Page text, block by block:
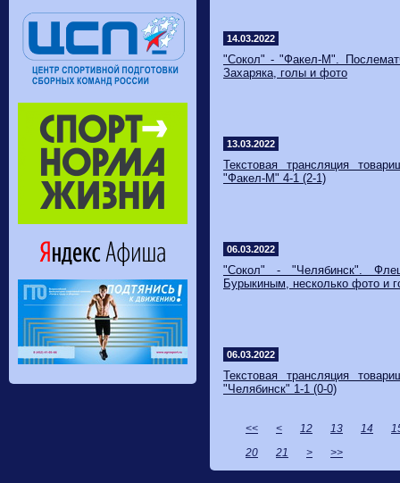
14.03.2022
"Сокол" - "Факел-М".
Захаряка, голы и фото
13.03.2022
Текстовая трансляция
"Факел-М" 4-1 (2-1)
06.03.2022
"Сокол" - "Челябинск".
Бурыкиным, несколько фото и
06.03.2022
Текстовая трансляция
"Челябинск" 1-1 (0-0)
<< < 12 13 14
20
21 > >>